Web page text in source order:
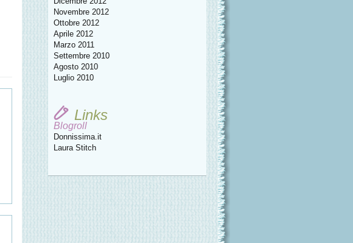
Novembre 2012
Ottobre 2012
Aprile 2012
Marzo 2011
Settembre 2010
Agosto 2010
Luglio 2010
Links
Blogroll
Donnissima.it
Laura Stitch